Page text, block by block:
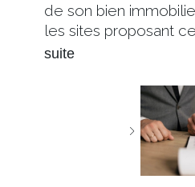
de son bien
les sites proposant
suite